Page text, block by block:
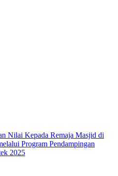
Nilai Kepada Remaja Masjid di
Program Pendampingan
2025